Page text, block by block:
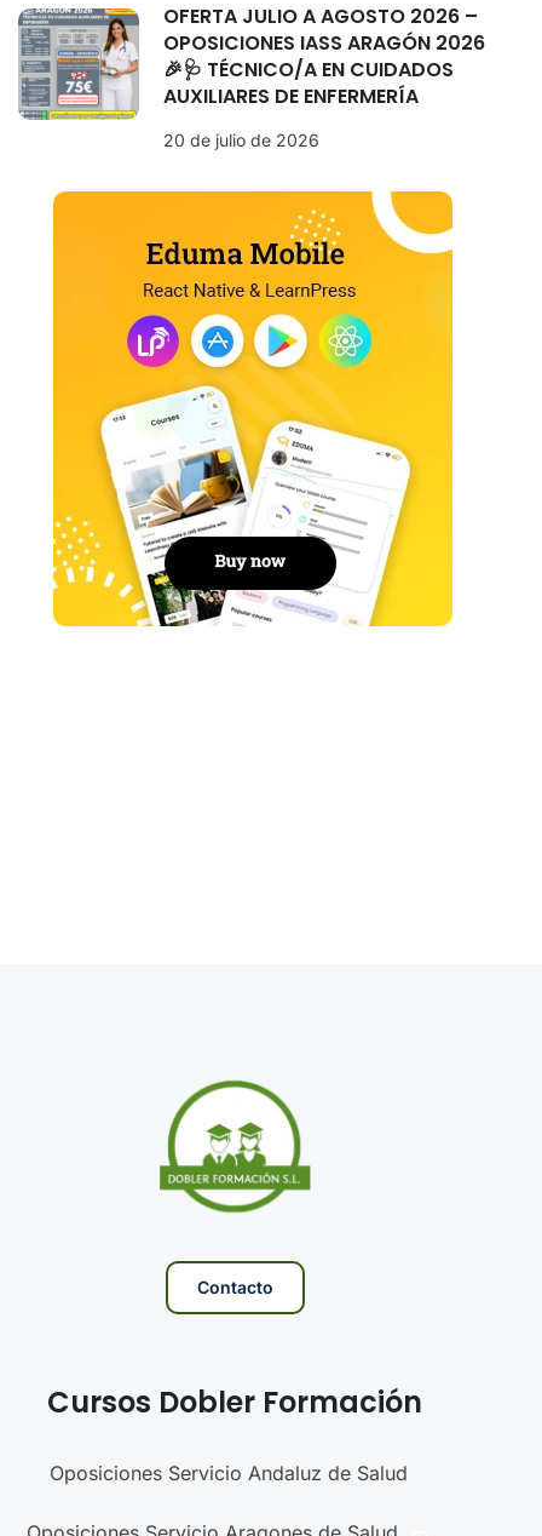
OFERTA JULIO A AGOSTO 2026 –
OPOSICIONES IASS ARAGÓN 2026
🎉🩺 TÉCNICO/A EN CUIDADOS
AUXILIARES DE ENFERMERÍA
20 de julio de 2026
Contacto
Cursos Dobler Formación
Oposiciones Servicio Andaluz de Salud